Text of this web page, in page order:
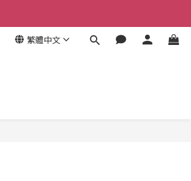
繁體中文